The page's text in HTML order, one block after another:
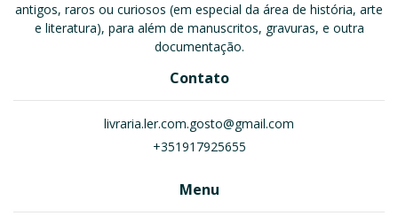
antigos, raros ou curiosos (em especial da área de história, arte
e literatura), para além de manuscritos, gravuras, e outra
documentação.
Contato
livraria.ler.com.gosto@gmail.com
+351917925655
Menu